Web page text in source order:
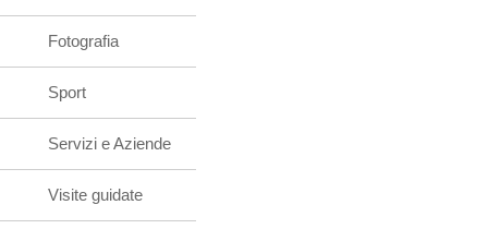
Fotografia
Sport
Servizi e Aziende
Visite guidate